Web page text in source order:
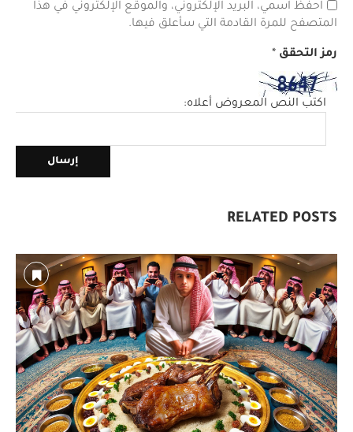
احفظ اسمي، البريد الإلكتروني، والموقع الإلكتروني في هذا
المتصفح للمرة القادمة التي سأعلق فيها.
رمز التحقق *
اكتب النص المعروض أعلاه:
RELATED POSTS